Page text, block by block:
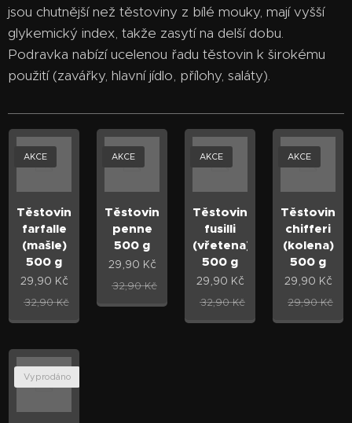
jsou chutnější než těstoviny z bílé mouky, mají vyšší
glykemický index, takže zasytí na delší dobu.
Podravka nabízí ucelenou řadu těstovin k širokému
použití (zavářky, hlavní jídlo, přílohy, saláty).
Těstoviny
farfalle
(mašle)
500 g
AKCE
29,90 Kč
32,90Kč
Těstoviny
penne
500 g
AKCE
29,90 Kč
32,90Kč
Těstoviny
fusilli
(vřetena)
500 g
AKCE
29,90 Kč
32,90Kč
Těstoviny
chifferi
(kolena)
500 g
AKCE
29,90 Kč
29,90Kč
Vyprodáno